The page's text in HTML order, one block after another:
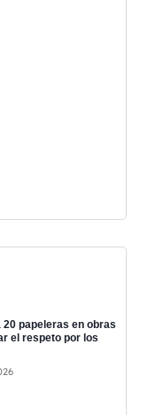
papeleras en obras
el respeto por los